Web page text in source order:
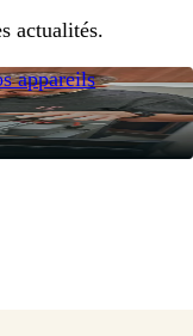
actualités.
appareils